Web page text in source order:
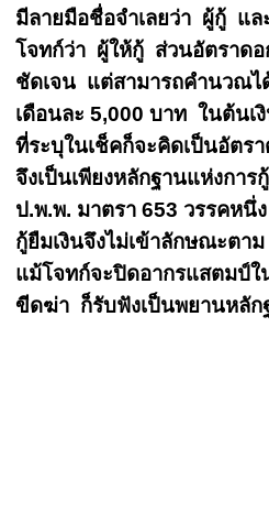
มีลายมือชื่อจำเลยว่า ผู้กู้ แล
โจทก์ว่า ผู้ให้กู้ ส่วนอัตราดอ
ชัดเจน แต่สามารถคำนวณไ
เดือนละ 5,000 บาท ในต้นเ
ที่ระบุในเช็คก็จะคิดเป็นอัตร
จึงเป็นเพียงหลักฐานแห่งกา
ป.พ.พ. มาตรา 653 วรรคห
กู้ยืมเงินจึงไม่เข้าลักษณะตา
แม้โจทก์จะปิดอากรแสตมป์ใ
ขีดฆ่า ก็รับฟังเป็นพยานหลัก